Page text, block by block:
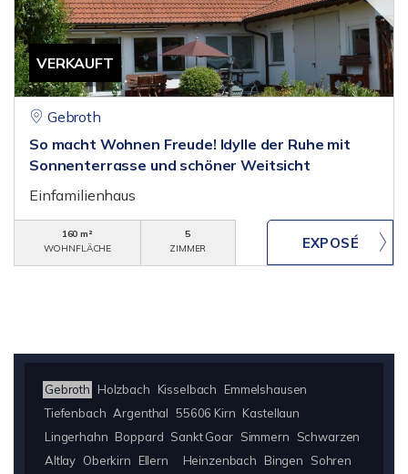
VERKAUFT
Gebroth
So macht Wohnen Freude! Idylle der Ruhe mit
Sonnenterrasse und schöner Weitsicht
Einfamilienhaus
160 m²
WOHNFLÄCHE
5
ZIMMER
Gebroth Holzbach Kisselbach
Emmelshausen
Tiefenbach Argenthal 55606 Kirn Kastellaun
Lingerhahn Boppard Sankt Goar Simmern
Schwarzen
Altlay Oberkirn Ellern Heinzenbach Bingen
Sohren